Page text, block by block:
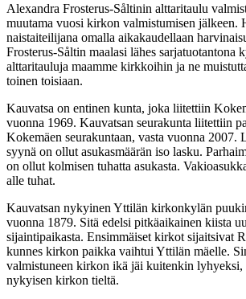
Alexandra Frosterus-Såltinin alttaritaulu
muutama vuosi kirkon valmistumisen jälkeen.
naistaiteilijana omalla aikakaudellaan
Frosterus-Såltin maalasi lähes sarjatuotantona
alttaritauluja maamme kirkkoihin ja ne
toinen toisiaan.
Kauvatsa on entinen kunta, joka liitettiin
vuonna 1969. Kauvatsan seurakunta liitettiin
Kokemäen seurakuntaan, vasta vuonna 2007.
syynä on ollut asukasmäärän iso lasku.
on ollut kolmisen tuhatta asukasta.
alle tuhat.
Kauvatsan nykyinen Yttilän kirkonkylän
vuonna 1879. Sitä edelsi pitkäaikainen kiista
sijaintipaikasta. Ensimmäiset kirkot sijaitsivat
kunnes kirkon paikka vaihtui Yttilän mäelle.
valmistuneen kirkon ikä jäi kuitenkin lyhyeksi,
nykyisen kirkon tieltä.